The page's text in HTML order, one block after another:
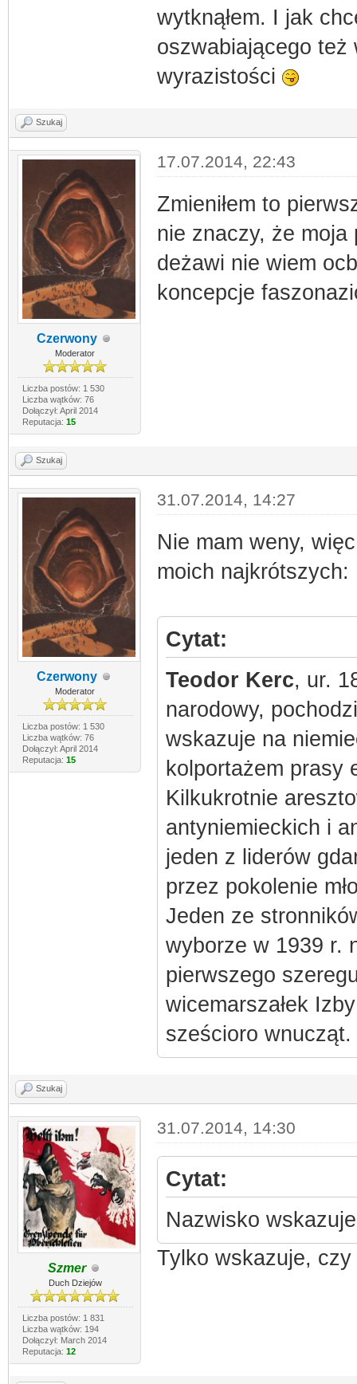
wytknąłem. I jak
oszwabiającego
wyrazistości
Szukaj
Czerwony
Moderator
Liczba postów: 1 530
Liczba wątków: 76
Dołączył: April 2014
Reputacja: 15
17.07.2014, 22:43
Zmieniłem to
nie znaczy, że
deżawi nie wiem
koncepcje
Szukaj
Czerwony
Moderator
Liczba postów: 1 530
Liczba wątków: 76
Dołączył: April 2014
Reputacja: 15
31.07.2014, 14:27
Nie mam weny,
moich najkrótszych:
Cytat:
Teodor Kerc, ur.
narodowy,
wskazuje na
kolportażem prasy
Kilkukrotnie
antyniemieckich i
jeden z liderów
przez pokolenie
Jeden ze
wyborze w 1939 r.
pierwszego
wicemarszałek
sześcioro wnucząt.
Szukaj
Szmer
Duch Dziejów
Liczba postów: 1 831
Liczba wątków: 194
Dołączył: March 2014
Reputacja: 12
31.07.2014, 14:30
Cytat:
Nazwisko
Tylko wskazuje,